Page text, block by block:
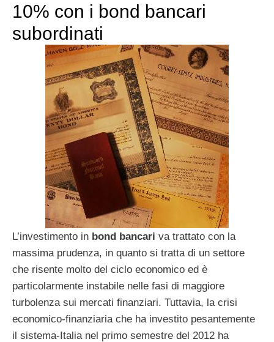
10% con i bond bancari
subordinati
L’investimento in bond bancari va trattato con la
massima prudenza, in quanto si tratta di un settore
che risente molto del ciclo economico ed è
particolarmente instabile nelle fasi di maggiore
turbolenza sui mercati finanziari. Tuttavia, la crisi
economico-finanziaria che ha investito pesantemente
il sistema-Italia nel primo semestre del 2012 ha